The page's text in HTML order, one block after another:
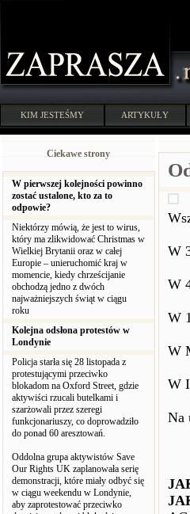
KIM JESTEŚMY ARTYKUŁY
Ciekawe strony
W pierwszej kolejności powinno
zostać ustalone, kto za to
odpowie?
Niektórzy mówią, że jest to wirus,
który ma zlikwidować Christmas w
Wielkiej Brytanii oraz w całej
Europie – unieruchomić kraj w
momencie, kiedy chrześcijanie
obchodzą jedno z dwóch
najważniejszych świąt w ciągu
roku
Kolejna odsłona protestów w
Londynie
Policja starła się 28 listopada z
protestującymi przeciwko
blokadom na Oxford Street, gdzie
aktywiści rzucali butelkami i
szarżowali przez szeregi
funkcjonariuszy, co doprowadziło
do ponad 60 aresztowań.
Oddolna grupa aktywistów Save
Our Rights UK zaplanowała serię
demonstracji, które miały odbyć się
w ciągu weekendu w Londynie,
aby zaprotestować przeciwko
W
W
W
W
W
Na